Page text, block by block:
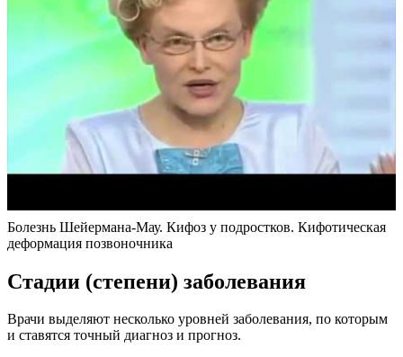
Болезнь Шейермана-Мау. Кифоз у подростков. Кифотическая
деформация позвоночника
Стадии (степени) заболевания
Врачи выделяют несколько уровней заболевания, по которым
и ставятся точный диагноз и прогноз.